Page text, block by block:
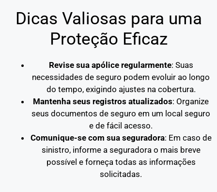
Dicas Valiosas para uma
Proteção Eficaz
Revise sua apólice regularmente: Suas
necessidades de seguro podem evoluir ao longo
do tempo, exigindo ajustes na cobertura.
Mantenha seus registros atualizados: Organize
seus documentos de seguro em um local seguro
e de fácil acesso.
Comunique-se com sua seguradora: Em caso de
sinistro, informe a seguradora o mais breve
possível e forneça todas as informações
solicitadas.